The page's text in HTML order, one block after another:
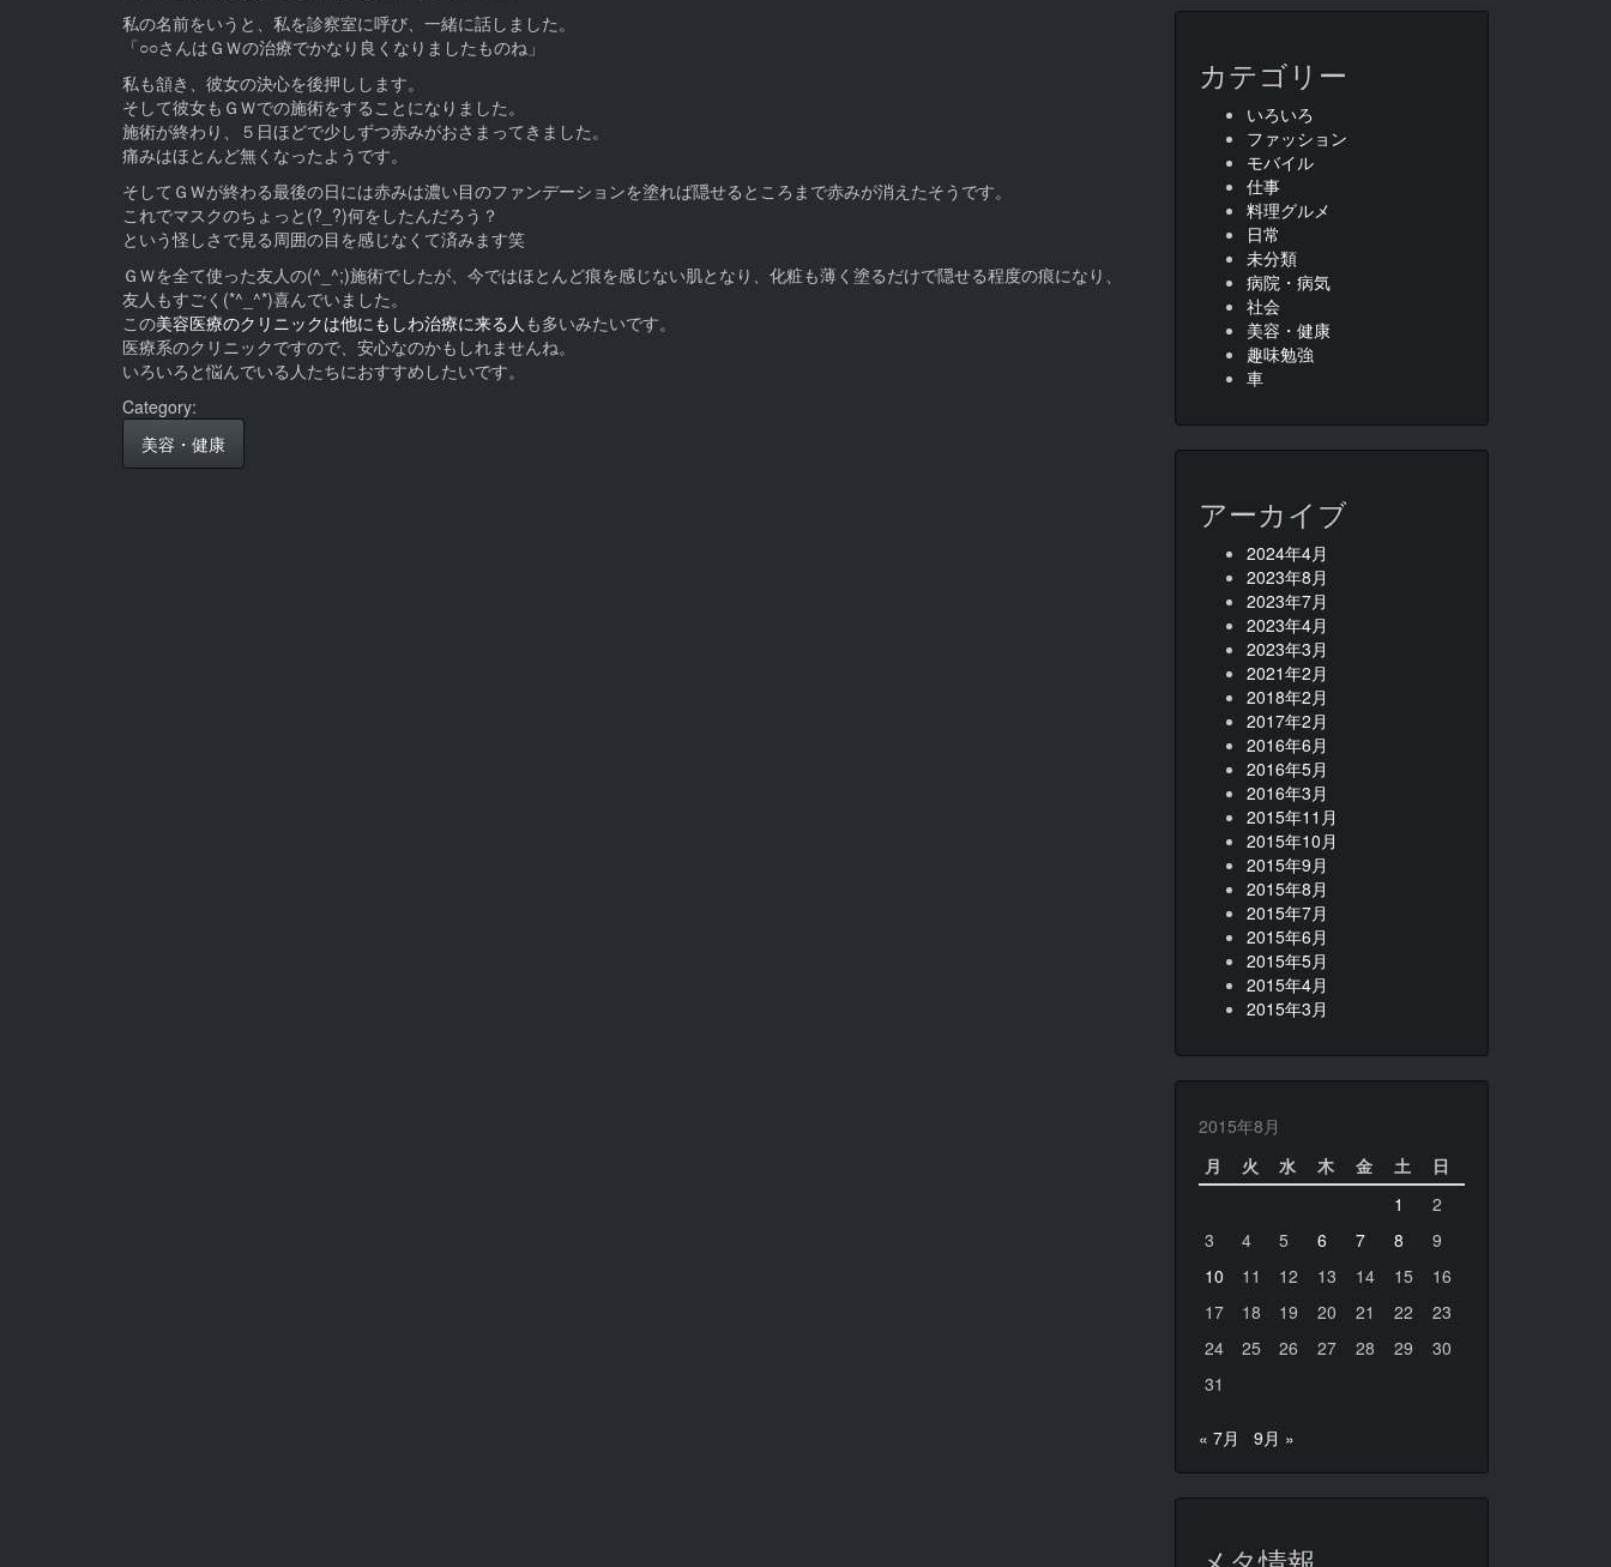
私の名前をいうと、私を診察室に呼び、一緒に話しました。
「○○さんはＧＷの治療でかなり良くなりましたものね」
私も頷き、彼女の決心を後押しします。
そして彼女もＧＷでの施術をすることになりました。
施術が終わり、５日ほどで少しずつ赤みがおさまってきました。
痛みはほとんど無くなったようです。
そしてＧＷが終わる最後の日には赤みは濃い目のファンデーションを塗れば隠せるところまで赤みが消えたそうです。
これでマスクのちょっと(?_?)何をしたんだろう？
という怪しさで見る周囲の目を感じなくて済みます笑
ＧＷを全て使った友人の(^_^;)施術でしたが、今ではほとんど痕を感じない肌となり、化粧も薄く塗るだけで隠せる程度の痕になり、
友人もすごく(*^_^*)喜んでいました。
この美容医療のクリニックは他にもしわ治療に来る人 も多いみたいです。
医療系のクリニックですので、安心なのかもしれませんね。
いろいろと悩んでいる人たちにおすすめしたいです。
Category:
美容・健康
カテゴリー
いろいろ
ファッション
モバイル
仕事
料理グルメ
日常
未分類
病院・病気
社会
美容・健康
趣味勉強
車
アーカイブ
2024年4月
2023年8月
2023年7月
2023年4月
2023年3月
2021年2月
2018年2月
2017年2月
2016年6月
2016年5月
2016年3月
2015年11月
2015年10月
2015年9月
2015年8月
2015年7月
2015年6月
2015年5月
2015年4月
2015年3月
2015年8月
月
火 水 木 金 土
日
1
2
3
4 5 6 7 8
9
10
11 12 13 14 15
16
17
18 19 20 21 22
23
24
25 26 27 28 29
30
31
« 7月 9月 »